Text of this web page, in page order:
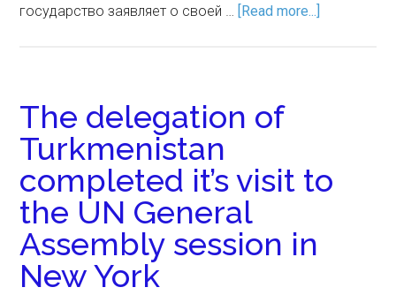
государство заявляет о своей … [Read more...]
The delegation of
Turkmenistan
completed it’s visit to
the UN General
Assembly session in
New York